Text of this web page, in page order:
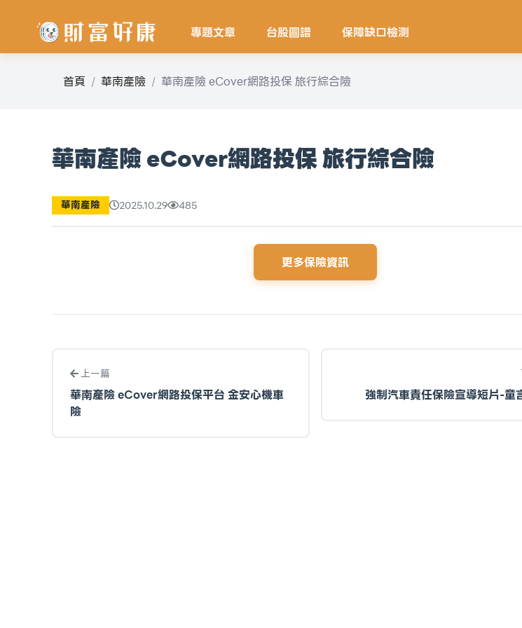
專題文章 台股圖譜 保障缺口檢測
首頁 華南產險 華南產險 eCover網路投保 旅行綜合險
華南產險 eCover網路投保 旅行綜合險
華南產險 2025.10.29 485
更多保險資訊
上一篇
華南產險 eCover網路投保平台 金安心機車
險
強制汽車責任保險宣導短片-童